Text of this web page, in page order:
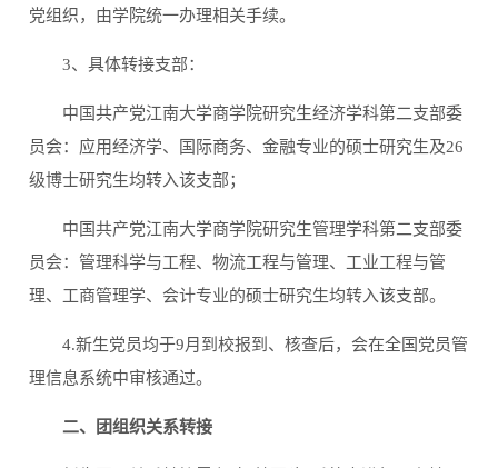
党组织，由学院统一办理相关手续。
3、具体转接支部：
中国共产党江南大学商学院研究生经济学科第二支部委
员会：应用经济学、国际商务、金融专业的硕士研究生及26
级博士研究生均转入该支部；
中国共产党江南大学商学院研究生管理学科第二支部委
员会：管理科学与工程、物流工程与管理、工业工程与管
理、工商管理学、会计专业的硕士研究生均转入该支部。
4.新生党员均于9月到校报到、核查后，会在全国党员管
理信息系统中审核通过。
二、团组织关系转接